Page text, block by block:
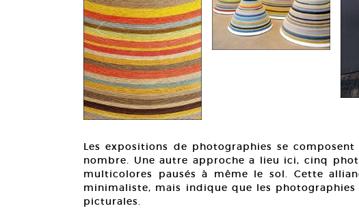
Les expositions de photographies se
nombre. Une autre approche a lieu ici, cinq
multicolores pausés à même le sol. Cette
minimaliste, mais indique que les
picturales.